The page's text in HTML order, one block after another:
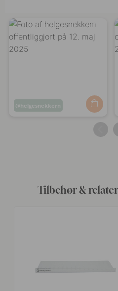
Opslag
helgesnekkern
Tilbehør &